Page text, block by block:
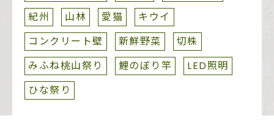
紀州
山林 愛猫
キウイ
コンクリート壁
新鮮野菜
切株
みふね桃山祭り
鯉のぼり竿
LED照明
ひな祭り